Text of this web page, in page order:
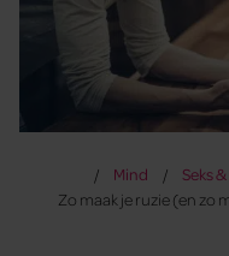
Mind
Seks
Zo maak je ruzie (en zo